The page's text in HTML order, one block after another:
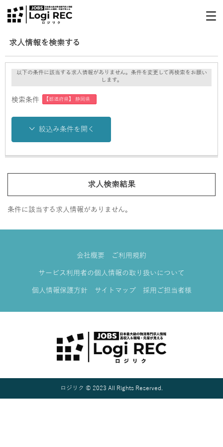
求人情報を検索する
以下の条件に該当する求人情報がありません。条件を変更して再検索をお願い
します。
検索条件 【都道府県】 静岡県
絞込み条件を開く
求人検索結果
条件に該当する求人情報がありません。
会社概要 ご利用規約
サービス利用者の個人情報の取り扱いについて
個人情報保護方針 サイトマップ 採用ご担当者様
ロジリク © 2023 All Rights Reserved.